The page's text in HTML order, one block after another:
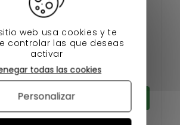
540
IZQUIERDO 400SL
540 JDM TITANIO
MICROCAR VIRGO
23,90 €
En stock
Añadir al carrito
web usa cookies y te
controlar las que deseas
activar
todas las cookies
Personalizar